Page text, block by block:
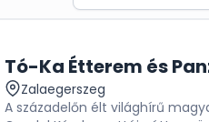
Tó-Ka Étterem és
Zalaegerszeg
A századelőn élt világhírű